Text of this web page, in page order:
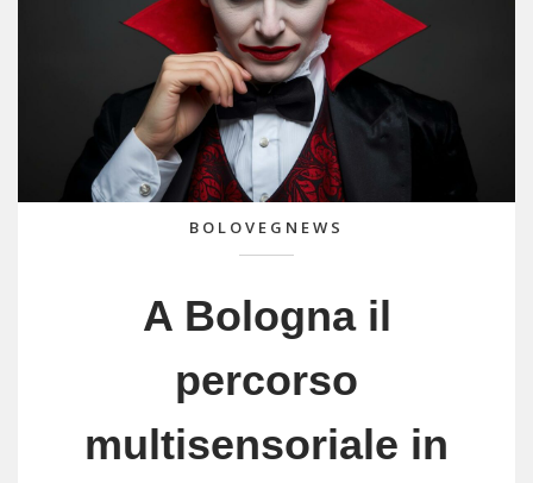
BOLOVEGNEWS
A Bologna il
percorso
multisensoriale in